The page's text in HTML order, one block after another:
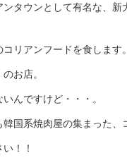
ンタウンとして有名な、新
リアンフードを食します。
お店。
んですけど・・・。
韓国系焼肉屋の集まった、
！！